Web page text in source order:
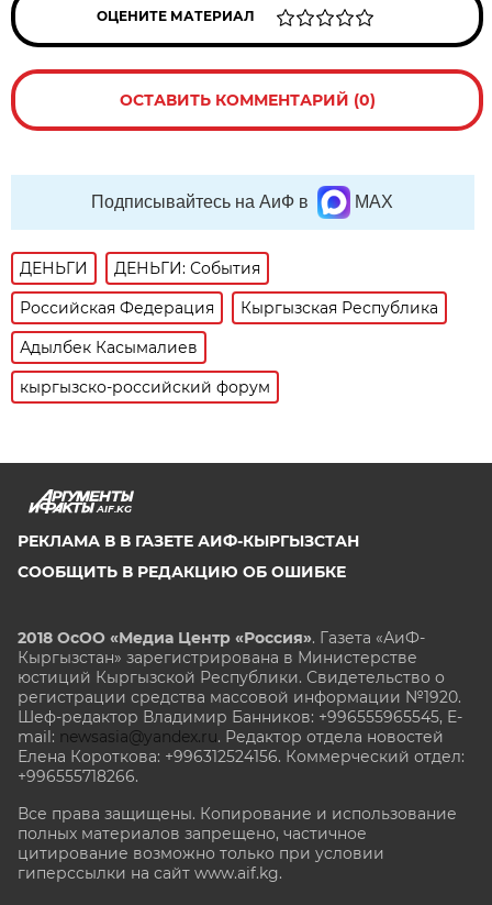
ОЦЕНИТЕ МАТЕРИАЛ
ОСТАВИТЬ КОММЕНТАРИЙ (0)
Подписывайтесь на АиФ в MAX
ДЕНЬГИ
ДЕНЬГИ: События
Российская Федерация
Кыргызская Республика
Адылбек Касымалиев
кыргызско-российский форум
AIF.KG
РЕКЛАМА В В ГАЗЕТЕ АИФ-КЫРГЫЗСТАН
СООБЩИТЬ В РЕДАКЦИЮ ОБ ОШИБКЕ
2018 ОсОО «Медиа Центр «Россия». Газета «АиФ-
Кыргызстан» зарегистрирована в Министерстве
юстиций Кыргызской Республики. Свидетельство о
регистрации средства массовой информации №1920.
Шеф-редактор Владимир Банников: +996555965545, E-
mail: newsasia@yandex.ru. Редактор отдела новостей
Елена Короткова: +996312524156. Коммерческий отдел:
+996555718266.
Все права защищены. Копирование и использование
полных материалов запрещено, частичное
цитирование возможно только при условии
гиперссылки на сайт www.aif.kg.